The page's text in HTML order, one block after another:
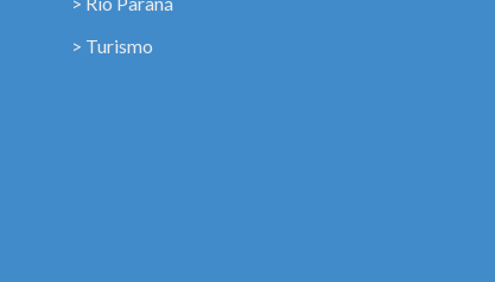
> Turismo